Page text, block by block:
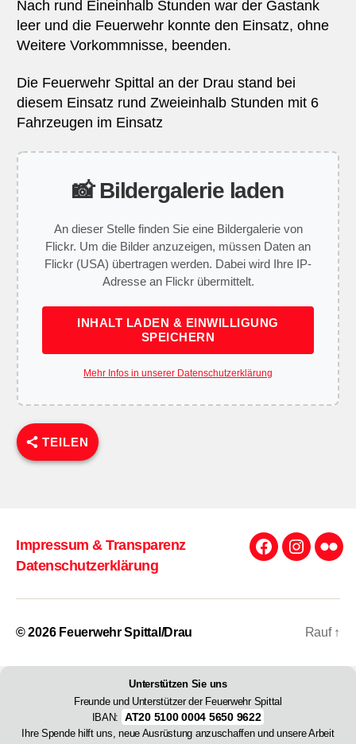
Nach rund Eineinhalb Stunden war der Gastank
leer und die Feuerwehr konnte den Einsatz, ohne
Weitere Vorkommnisse, beenden.
Die Feuerwehr Spittal an der Drau stand bei
diesem Einsatz rund Zweieinhalb Stunden mit 6
Fahrzeugen im Einsatz
📸 Bildergalerie laden
An dieser Stelle finden Sie eine Bildergalerie von
Flickr. Um die Bilder anzuzeigen, müssen Daten an
Flickr (USA) übertragen werden. Dabei wird Ihre IP-
Adresse an Flickr übermittelt.
INHALT LADEN & EINWILLIGUNG
SPEICHERN
Mehr Infos in unserer Datenschutzerklärung
TEILEN
Impressum & Transparenz
Datenschutzerklärung
Facebook
© 2026 Feuerwehr Spittal/Drau Rauf ↑
Unterstützen Sie uns
Freunde und Unterstützer der Feuerwehr Spittal
IBAN: AT20 5100 0004 5650 9622
Ihre Spende hilft uns, neue Ausrüstung anzuschaffen und unsere Arbeit